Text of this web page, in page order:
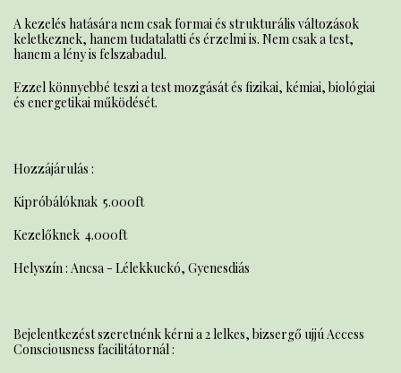
A kezelés hatására nem csak formai és strukturális változások
keletkeznek, hanem tudatalatti és érzelmi is. Nem csak a test,
hanem a lény is felszabadul.
Ezzel könnyebbé teszi a test mozgását és fizikai, kémiai, biológiai
és energetikai működését.
Hozzájárulás :
Kipróbálóknak 5.000ft
Kezelőknek 4.000ft
Helyszín : Ancsa - Lélekkuckó, Gyenesdiás
Bejelentkezést szeretnénk kérni a 2 lelkes, bizsergő ujjú Access
Consciousness facilitátornál :